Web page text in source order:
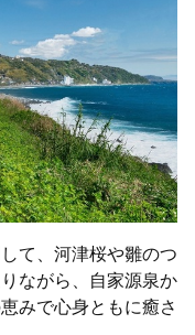
て、河津桜や雛のつ
ながら、自家源泉か
みで心身ともに癒さ